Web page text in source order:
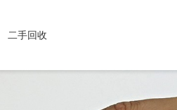
二手回收